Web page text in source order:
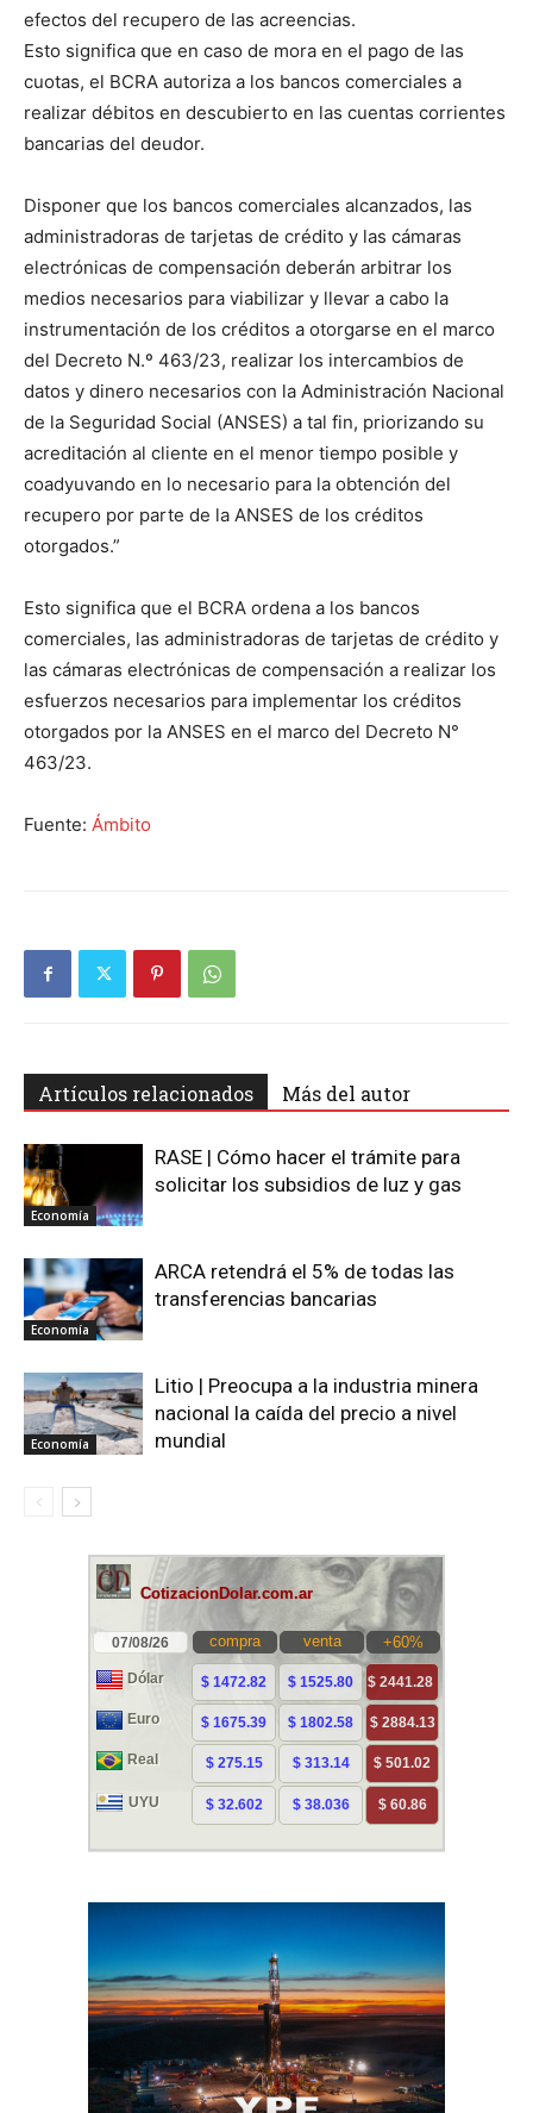
efectos del recupero de las acreencias.
Esto significa que en caso de mora en el pago de las
cuotas, el BCRA autoriza a los bancos comerciales a
realizar débitos en descubierto en las cuentas corrientes
bancarias del deudor.
Disponer que los bancos comerciales alcanzados, las
administradoras de tarjetas de crédito y las cámaras
electrónicas de compensación deberán arbitrar los
medios necesarios para viabilizar y llevar a cabo la
instrumentación de los créditos a otorgarse en el marco
del Decreto N.º 463/23, realizar los intercambios de
datos y dinero necesarios con la Administración Nacional
de la Seguridad Social (ANSES) a tal fin, priorizando su
acreditación al cliente en el menor tiempo posible y
coadyuvando en lo necesario para la obtención del
recupero por parte de la ANSES de los créditos
otorgados.”
Esto significa que el BCRA ordena a los bancos
comerciales, las administradoras de tarjetas de crédito y
las cámaras electrónicas de compensación a realizar los
esfuerzos necesarios para implementar los créditos
otorgados por la ANSES en el marco del Decreto N°
463/23.
Fuente: Ámbito
Artículos relacionados Más del autor
Economía
RASE | Cómo hacer el trámite para
solicitar los subsidios de luz y gas
Economía
ARCA retendrá el 5% de todas las
transferencias bancarias
Economía
Litio | Preocupa a la industria minera
nacional la caída del precio a nivel
mundial